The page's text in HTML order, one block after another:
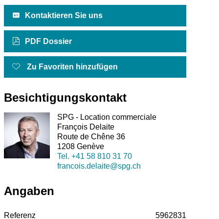
Kontaktieren Sie uns
PDF Dossier
Zu Favoriten hinzufügen
Besichtigungskontakt
SPG - Location commerciale
François Delaite
Route de Chêne 36
1208 Genève
Tel. +41 58 810 31 70
francois.delaite@spg.ch
Angaben
Referenz 5962831